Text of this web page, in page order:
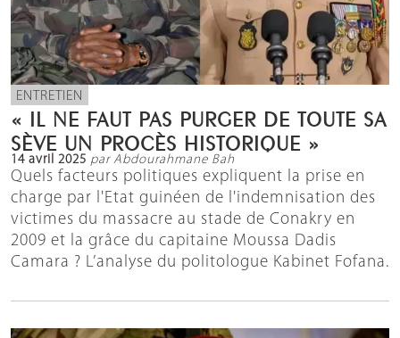
ENTRETIEN
« IL NE FAUT PAS PURGER DE TOUTE SA
SÈVE UN PROCÈS HISTORIQUE »
14 avril 2025 par Abdourahmane Bah
Quels facteurs politiques expliquent la prise en
charge par l'Etat guinéen de l'indemnisation des
victimes du massacre au stade de Conakry en
2009 et la grâce du capitaine Moussa Dadis
Camara ? L’analyse du politologue Kabinet Fofana.